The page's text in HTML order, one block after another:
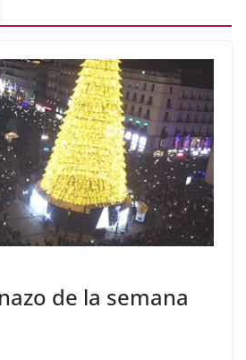
de la semana